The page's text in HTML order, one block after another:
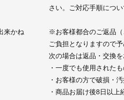
来かね
さい。ご対応手順につ
※お客様都合のご返品
ご負担となりますので予
次の場合は返品・交換
・一度でも使用された
・お客様の方で破損・
・商品お届け後8日以上